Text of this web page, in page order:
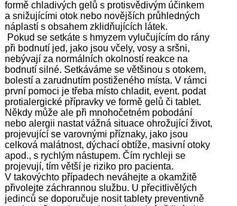
formě chladivých gelů s protisvědivým účinkem
a snižujícími otok nebo novějších průhledných
náplastí s obsahem zklidňujících látek.
Pokud se setkáte s hmyzem vylučujícím do rány
při bodnutí jed, jako jsou včely, vosy a sršni,
nebývají za normálních okolností reakce na
bodnutí silné. Setkáváme se většinou s otokem,
bolestí a zarudnutím postiženého místa. V rámci
první pomoci je třeba místo chladit, event. podat
protialergické přípravky ve formě gelů či tablet.
Někdy může ale při mnohočetném pobodání
nebo alergii nastat vážná situace ohrožující život,
projevující se varovnými příznaky, jako jsou
celková malátnost, dýchací obtíže, masivní otoky
apod., s rychlým nástupem. Čím rychleji se
projevují, tím větší je riziko pro pacienta.
V takovýchto případech neváhejte a okamžitě
přivolejte záchrannou službu. U přecitlivělých
jedinců se doporučuje nosit tablety preventivně